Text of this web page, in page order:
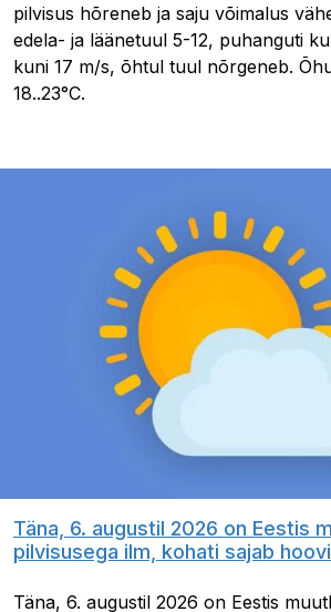
pilvisus hõreneb ja saju võimalus
edela- ja läänetuul 5-12, puhanguti
kuni 17 m/s, õhtul tuul nõrgeneb.
18..23°C.
Täna, 6. augustil 2026 on Eestis
pilvisusega ilm, kohati sajab
Täna, 6. augustil 2026 on Eestis